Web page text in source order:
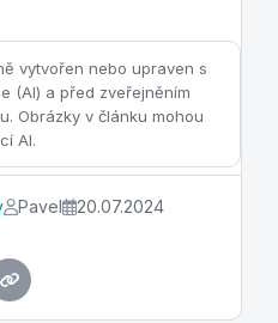
vytvořen nebo upraven s
(AI) a před zveřejněním
Obrázky v článku mohou
AI.
Pavel
20.07.2024